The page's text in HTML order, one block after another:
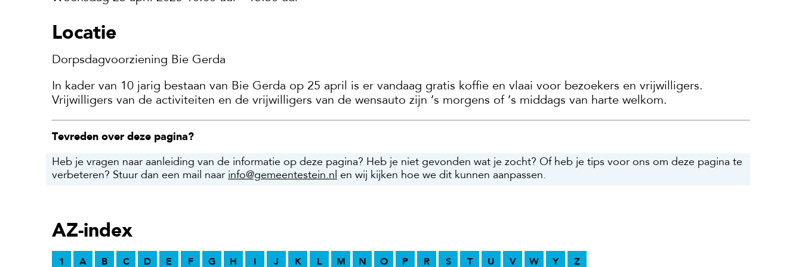
Locatie
Dorpsdagvoorziening Bie Gerda
In kader van 10 jarig bestaan van Bie Gerda op 25 april is er vandaag gratis koffie en vlaai voor bezoekers en vrijwilligers.
Vrijwilligers van de activiteiten en de vrijwilligers van de wensauto zijn ’s morgens of ’s middags van harte welkom.
Tevreden over deze pagina?
Heb je vragen naar aanleiding van de informatie op deze pagina? Heb je niet gevonden wat je zocht? Of heb je tips voor ons om deze pagina te
verbeteren? Stuur dan een mail naar info@gemeentestein.nl en wij kijken hoe we dit kunnen aanpassen.
AZ-index
1 A B C D E F G H I J K L M N O P R S T U V W Y Z